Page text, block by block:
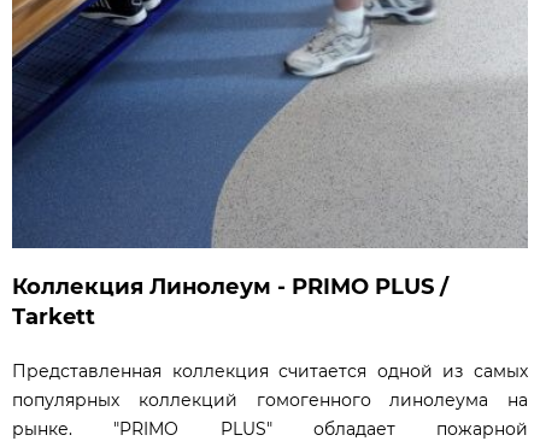
Коллекция Линолеум - PRIMO PLUS /
Tarkett
Представленная коллекция считается одной из самых
популярных коллекций гомогенного линолеума на
рынке. "PRIMO PLUS" обладает пожарной